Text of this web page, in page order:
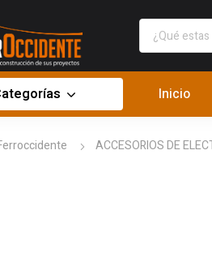
Inicio
ACCESORIOS DE